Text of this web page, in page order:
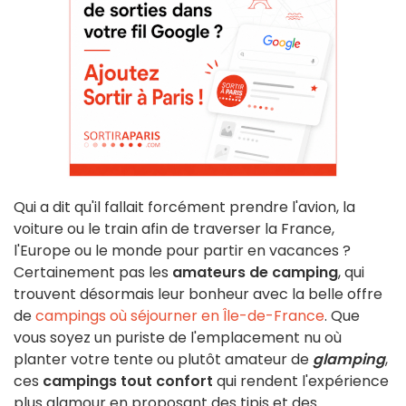
Qui a dit qu'il fallait forcément prendre l'avion, la
voiture ou le train afin de traverser la France,
l'Europe ou le monde pour partir en vacances ?
Certainement pas les amateurs de camping, qui
trouvent désormais leur bonheur avec la belle offre
decampings où séjourner en Île-de-France. Que
vous soyez un puriste de l'emplacement nu où
planter votre tente ou plutôt amateur de glamping,
ces campings tout confort qui rendent l'expérience